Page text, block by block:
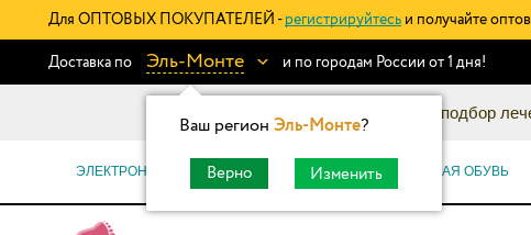
Для ОПТОВЫХ ПОКУПАТЕЛЕЙ - регистрируйтесь и получайте
Доставка по Эль-Монте
Ваш регион Эль-Монте?
Верно Изменить
и по городам России от 1 дня!
Информационный каталог: подбор
ЭЛЕКТРОННЫЕ СЕРТИФИКАТЫ ОРТОПЕДИЧЕСКАЯ ОБУВЬ